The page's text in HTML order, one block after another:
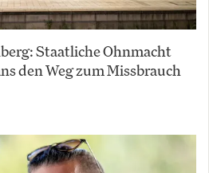
Staatliche Ohnmacht
den Weg zum Missbrauch